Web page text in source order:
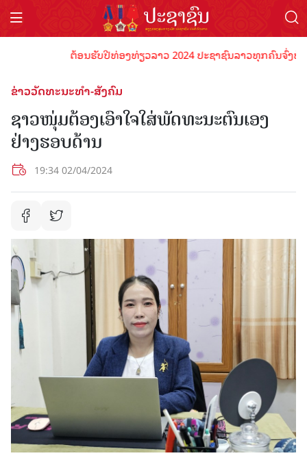
ຕ້ອນຮັບປີທ່ອງທ່ຽວລາວ 2024 ປະຊາຊົນລາວທຸກຄົນຈົ່ງພ້ອ
ຂ່າວວັດທະນະທຳ-ສັງຄົມ
ຊາວໜຸ່ມຕ້ອງເອົາໃຈໃສ່ພັດທະນະຕົນເອງ
ຢ່າງຮອບດ້ານ
19:34 02/04/2024